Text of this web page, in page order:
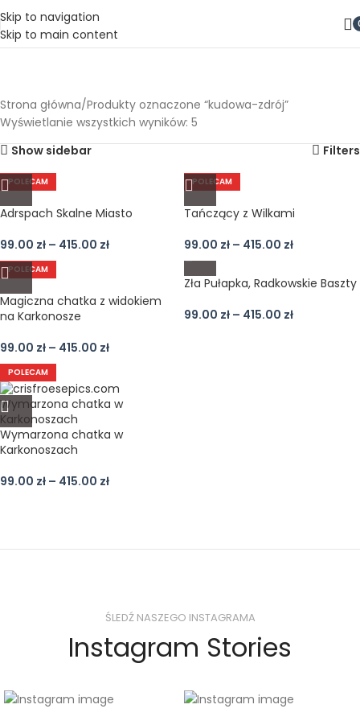
Skip to navigation
Skip to main content
Strona główna Produkty oznaczone “kudowa-zdrój”
Wyświetlanie wszystkich wyników: 5
Show sidebar Filters
POLECAM
Adrspach Skalne Miasto
99.00 zł – 415.00 zł
POLECAM
Tańczący z Wilkami
99.00 zł – 415.00 zł
POLECAM
Magiczna chatka z widokiem
na Karkonosze
99.00 zł – 415.00 zł
Zła Pułapka, Radkowskie Baszty
99.00 zł – 415.00 zł
POLECAM
Wymarzona chatka w
Karkonoszach
99.00 zł – 415.00 zł
ŚLEDŹ NASZEGO INSTAGRAMA
Instagram Stories